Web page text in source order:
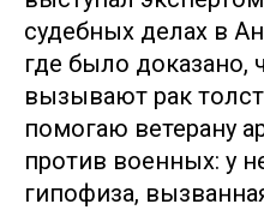
судебных делах в
где было доказано,
вызывают рак
помогаю ветерану
против военных: у
гипофиза,